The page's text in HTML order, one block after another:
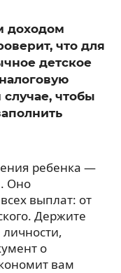
доходом
что для
детское
чтобы
ребенка —
Оно
выплат: от
Держите
о
вам